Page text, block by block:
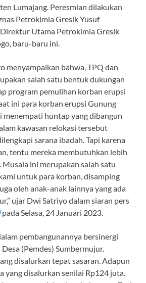
Lumajang. Peresmian dilakukan
Petrokimia Gresik Yusuf
Utama Petrokimia Gresik
baru-baru ini.
menyampaikan bahwa, TPQ dan
salah satu bentuk dukungan
program pemulihan korban erupsi
ini para korban erupsi Gunung
menempati huntap yang dibangun
kawasan relokasi tersebut
sarana ibadah. Tapi karena
tentu mereka membutuhkan lebih
Musala ini merupakan salah satu
untuk para korban, disamping
oleh anak-anak lainnya yang ada
ujar Dwi Satriyo dalam siaran pers
pada Selasa, 24 Januari 2023.
pembangunannya bersinergi
(Pemdes) Sumbermujur.
disalurkan tepat sasaran. Adapun
yang disalurkan senilai Rp124 juta.